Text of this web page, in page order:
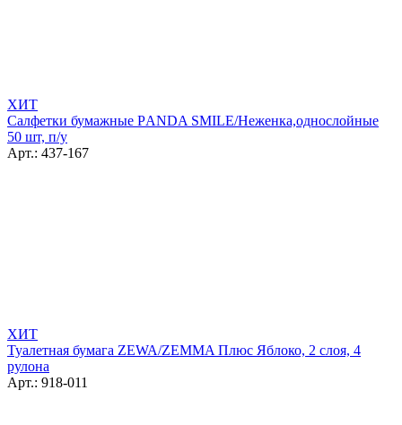
ХИТ
Салфетки бумажные РANDA SMILE/Неженка,однослойные
50 шт, п/у
Арт.: 437-167
ХИТ
Туалетная бумага ZEWA/ZEMMA Плюс Яблоко, 2 слоя, 4
рулона
Арт.: 918-011